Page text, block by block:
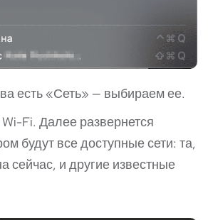
есть «Сеть» — выбираем ее.
Fi. Далее развернется
будут все доступные сети: та,
сейчас, и другие известные